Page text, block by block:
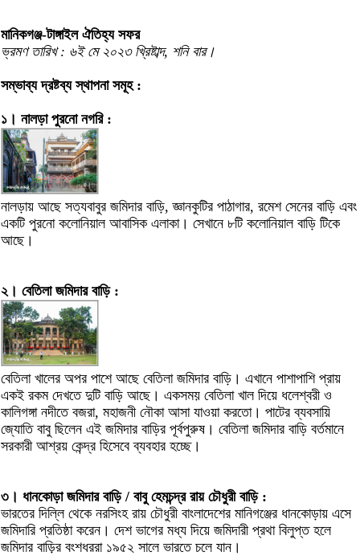
মানিকগঞ্জ-টাঙ্গাইল ঐতিহ্য সফর
ভ্রমণ তারিখ : ৬ই মে ২০২৩ খ্রিষ্টাব্দ, শনি বার।
সম্ভাব্য দ্রষ্টব্য স্থাপনা সমূহ :
১। নালড়া পুরনো নগরি :
নালড়ায় আছে সত্যবাবুর জমিদার বাড়ি, জ্ঞানকুটির পাঠাগার, রমেশ সেনের বাড়ি এবং
একটি পুরনো কলোনিয়াল আবাসিক এলাকা। সেখানে ৮টি কলোনিয়াল বাড়ি টিকে
আছে।
২। বেতিলা জমিদার বাড়ি :
বেতিলা খালের অপর পাশে আছে বেতিলা জমিদার বাড়ি। এখানে পাশাপাশি প্রায়
একই রকম দেখতে দুটি বাড়ি আছে। একসময় বেতিলা খাল দিয়ে ধলেশ্বরী ও
কালিগঙ্গা নদীতে বজরা, মহাজনী নৌকা আসা যাওয়া করতো। পাটের ব্যবসায়ি
জ্যোতি বাবু ছিলেন এই জমিদার বাড়ির পূর্বপুরুষ। বেতিলা জমিদার বাড়ি বর্তমানে
সরকারী আশ্রয় কেন্দ্র হিসেবে ব্যবহার হচ্ছে।
৩। ধানকোড়া জমিদার বাড়ি / বাবু হেমচন্দ্র রায় চৌধুরী বাড়ি :
ভারতের দিল্লি থেকে নরসিংহ রায় চৌধুরী বাংলাদেশের মানিগঞ্জের ধানকোড়ায় এসে
জমিদারি প্রতিষ্ঠা করেন। দেশ ভাগের মধ্য দিয়ে জমিদারী প্রথা বিলুপ্ত হলে
জমিদার বাড়ির বংশধররা ১৯৫২ সালে ভারতে চলে যান।